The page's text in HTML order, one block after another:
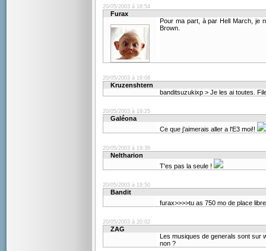
20/05/2003 à 18:54
Furax
Pour ma part, à par Hell March, je
Brown.
20/05/2003 à 19:08
Kruzenshtern
banditsuzukixp > Je les ai toutes.
20/05/2003 à 19:25
Galéona
Ce que j'aimerais aller a l'E3 moi!!
20/05/2003 à 19:36
Neltharion
T'es pas la seule !
20/05/2003 à 19:50
Bandit
furax>>>>tu as 750 mo de place
20/05/2003 à 20:02
ZAG
Les musiques de generals sont sur
non ?